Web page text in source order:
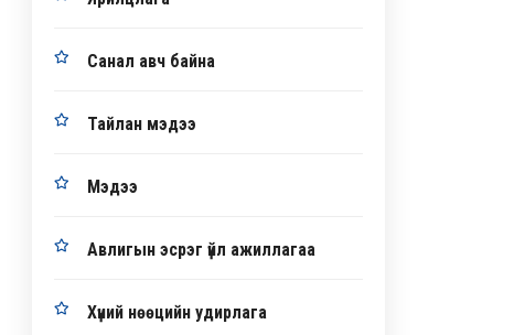
Санал авч байна
Тайлан мэдээ
Мэдээ
Авлигын эсрэг үйл ажиллагаа
Хүний нөөцийн удирлага